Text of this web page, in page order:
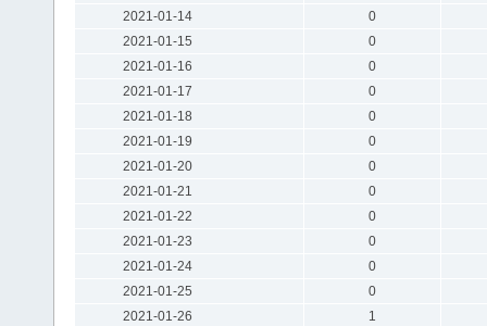
2021-01-14
0
2021-01-15
0
2021-01-16
0
2021-01-17
0
2021-01-18
0
2021-01-19
0
2021-01-20
0
2021-01-21
0
2021-01-22
0
2021-01-23
0
2021-01-24
0
2021-01-25
0
2021-01-26
1